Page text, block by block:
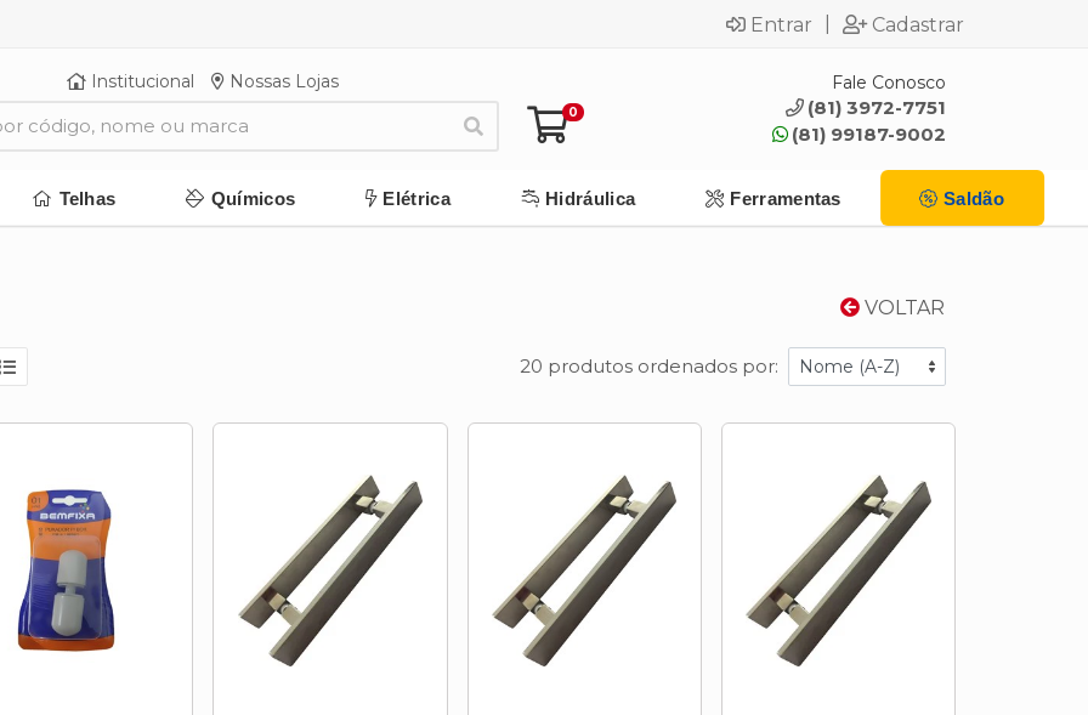
Entrar Cadastrar
Institucional Nossas Lojas
0
Fale Conosco
(81) 3972-7751
(81) 99187-9002
Telhas Químicos Elétrica Hidráulica Ferramentas Saldão
VOLTAR
20 produtos ordenados por: